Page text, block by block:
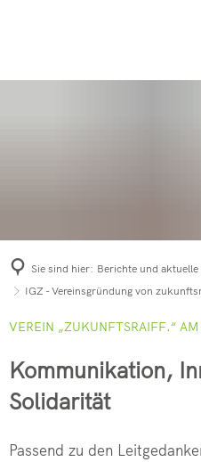
Mitglied werden
Sie sind hier: Berichte und
IGZ - Vereinsgründung von
VEREIN „ZUKUNFTSRAIFF.“
Kommunikation,
Solidarität
Passend zu den